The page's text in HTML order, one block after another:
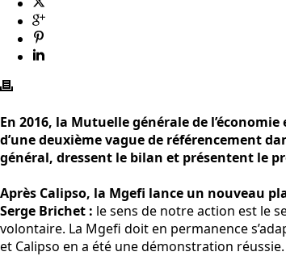
En 2016, la Mutuelle générale de
d’une deuxième vague de référencement
général, dressent le bilan et présentent le
Après Calipso, la Mgefi lance un nouveau
Serge Brichet : le sens de notre action est le
volontaire. La Mgefi doit en permanence
et Calipso en a été une démonstration